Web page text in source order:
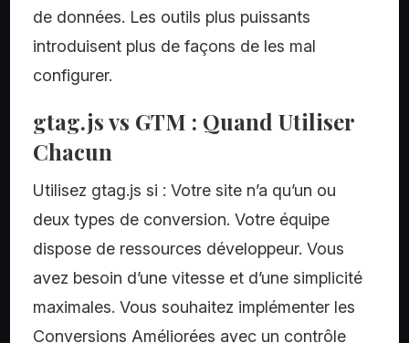
de données. Les outils plus puissants
introduisent plus de façons de les mal
configurer.
gtag.js vs GTM : Quand Utiliser
Chacun
Utilisez gtag.js si : Votre site n’a qu’un ou
deux types de conversion. Votre équipe
dispose de ressources développeur. Vous
avez besoin d’une vitesse et d’une simplicité
maximales. Vous souhaitez implémenter les
Conversions Améliorées avec un contrôle